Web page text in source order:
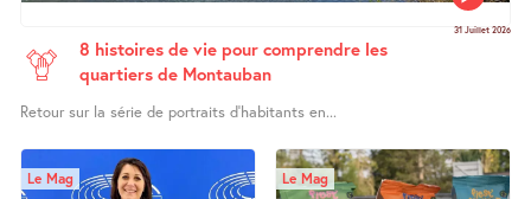
31 Juillet 2026
8 histoires de vie pour comprendre les
quartiers de Montauban
Retour sur la série de portraits d’habitants en...
Le Mag Le Mag